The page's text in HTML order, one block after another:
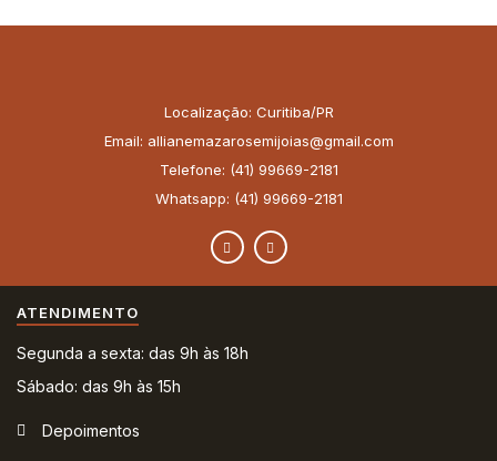
Localização: Curitiba/PR
Email: allianemazarosemijoias@gmail.com
Telefone: (41) 99669-2181
Whatsapp: (41) 99669-2181
ATENDIMENTO
Segunda a sexta: das 9h às 18h
Sábado: das 9h às 15h
Depoimentos